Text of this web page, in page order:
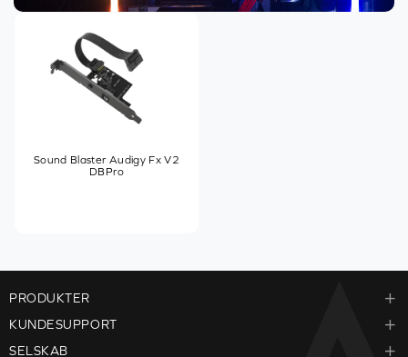
Sound Blaster Audigy Fx V2
DBPro
PRODUKTER
KUNDESUPPORT
SELSKAB